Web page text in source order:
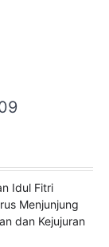
Idul Fitri
Menjunjung
dan Kejujuran